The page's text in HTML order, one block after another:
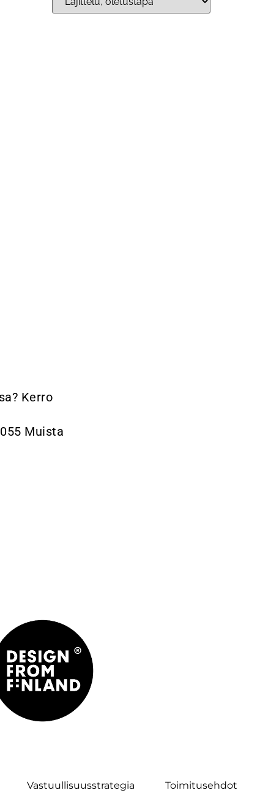
Kerro
Muista
Vastuullisuusstrategia Toimitusehdot